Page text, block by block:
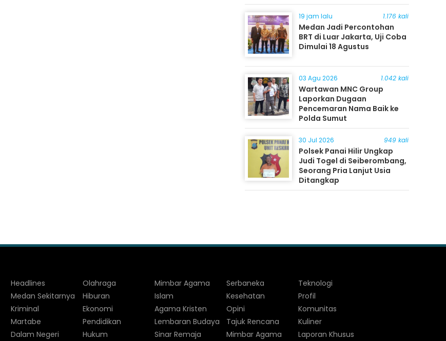
19 jam lalu 1.176 kali
Medan Jadi Percontohan
BRT di Luar Jakarta, Uji Coba
Dimulai 18 Agustus
03 Agu 2026 1.042 kali
Wartawan MNC Group
Laporkan Dugaan
Pencemaran Nama Baik ke
Polda Sumut
30 Jul 2026 949 kali
Polsek Panai Hilir Ungkap
Judi Togel di Seiberombang,
Seorang Pria Lanjut Usia
Ditangkap
Headlines
Medan Sekitarnya
Kriminal
Martabe
Dalam Negeri
Olahraga
Hiburan
Ekonomi
Pendidikan
Hukum
Mimbar Agama
Islam
Agama Kristen
Lembaran Budaya
Sinar Remaja
Serbaneka
Kesehatan
Opini
Tajuk Rencana
Mimbar Agama
Teknologi
Profil
Komunitas
Kuliner
Laporan Khusus